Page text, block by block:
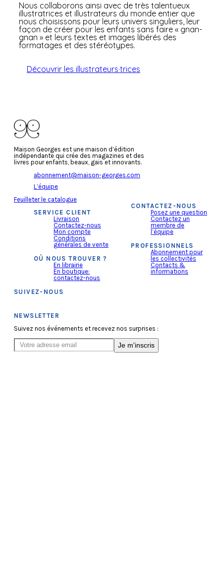
Nous collaborons ainsi avec de très talentueux
illustratrices et illustrateurs du monde entier que
nous choisissons pour leurs univers singuliers, leur
façon de créer pour les enfants sans faire « gnan-
gnan » et leurs textes et images libérés des
formatages et des stéréotypes.
Découvrir les illustrateurs·trices
Maison Georges est une maison d’édition
indépendante qui crée des magazines et des
livres pour enfants, beaux, gais et innovants.
abonnement@maison-georges.com
L’équipe
Feuilleter le catalogue
SERVICE CLIENT
Livraison
Contactez-nous
Mon compte
Conditions
générales de vente
OÙ NOUS TROUVER ?
En librairie
En boutique:
contactez-nous
CONTACTEZ-NOUS
Posez une question
Contactez un
membre de
l’équipe
PROFESSIONNELS
Abonnement pour
les collectivités
Contacts &
informations
SUIVEZ-NOUS
NEWSLETTER
Suivez nos événements et recevez nos surprises :
Je m'inscris